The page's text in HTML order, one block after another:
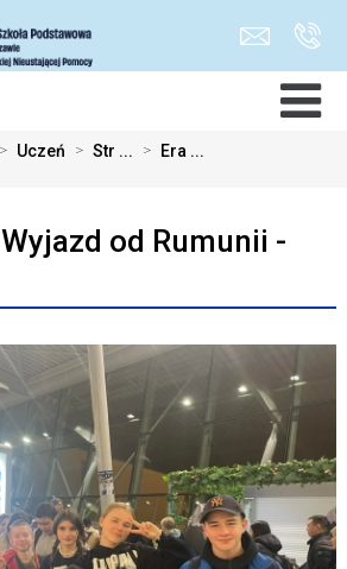
> Uczeń > Str ... > Era ...
od Rumunii -